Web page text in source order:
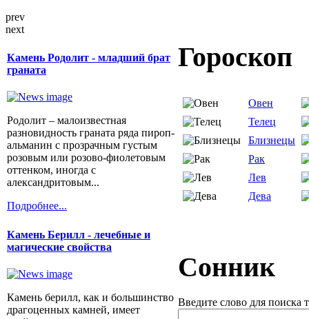
prev
next
Камень Родолит - младший брат
граната
Родолит – малоизвестная
разновидность граната ряда пироп-
альманин с прозрачным густым
розовым или розово-фиолетовым
оттенком, иногда с
александритовым...
Подробнее...
Камень Берилл - лечебные и
магические свойства
Камень берилл, как и большинство
драгоценных камней, имеет
Гороскоп
Овен
Телец
Близнецы
Рак
Лев
Дева
Сонник
Введите слово для поиска